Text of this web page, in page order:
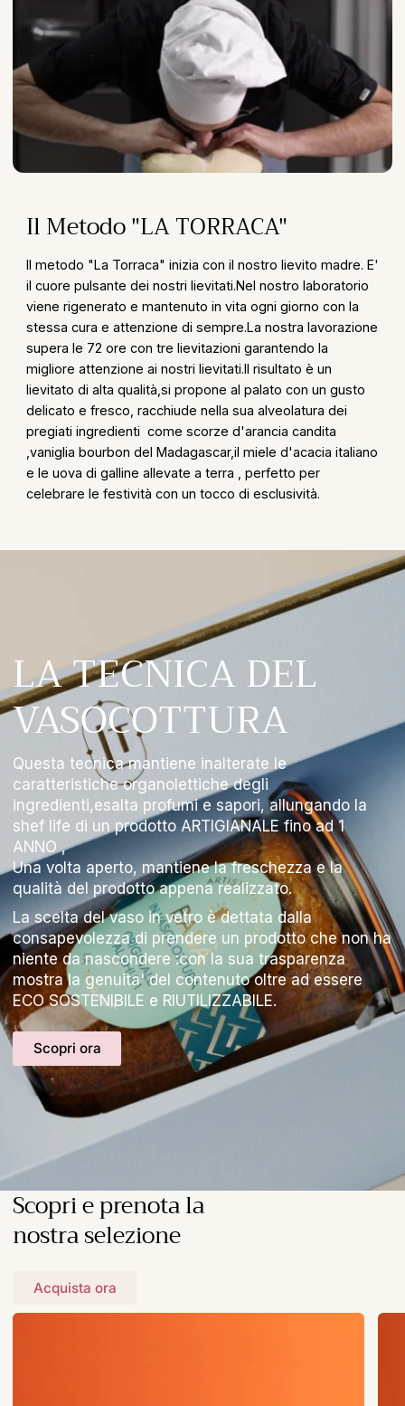
Il Metodo "LA TORRACA"
Il metodo "La Torraca" inizia con il nostro lievito madre. E'
il cuore pulsante dei nostri lievitati.Nel nostro laboratorio
viene rigenerato e mantenuto in vita ogni giorno con la
stessa cura e attenzione di sempre.La nostra lavorazione
supera le 72 ore con tre lievitazioni garantendo la
migliore attenzione ai nostri lievitati.Il risultato è un
lievitato di alta qualità,si propone al palato con un gusto
delicato e fresco, racchiude nella sua alveolatura dei
pregiati ingredienti come scorze d'arancia candita
,vaniglia bourbon del Madagascar,il miele d'acacia italiano
e le uova di galline allevate a terra , perfetto per
celebrare le festività con un tocco di esclusività.
LA TECNICA DEL
VASOCOTTURA
Questa tecnica mantiene inalterate le
caratteristiche organolettiche degli
ingredienti,esalta profumi e sapori, allungando la
shef life di un prodotto ARTIGIANALE fino ad 1
ANNO ,
Una volta aperto, mantiene la freschezza e la
qualità del prodotto appena realizzato.
La scelta del vaso in vetro è dettata dalla
consapevolezza di prendere un prodotto che non ha
niente da nascondere :con la sua trasparenza
mostra la genuita' del contenuto oltre ad essere
ECO SOSTENIBILE e RIUTILIZZABILE.
Scopri ora
Scopri e prenota la
nostra selezione
Acquista ora